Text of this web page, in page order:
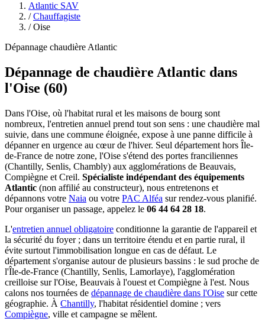
Atlantic SAV
/ Chauffagiste
/ Oise
Dépannage chaudière Atlantic
Dépannage de chaudière Atlantic dans
l'Oise (60)
Dans l'Oise, où l'habitat rural et les maisons de bourg sont
nombreux, l'entretien annuel prend tout son sens : une chaudière mal
suivie, dans une commune éloignée, expose à une panne difficile à
dépanner en urgence au cœur de l'hiver. Seul département hors Île-
de-France de notre zone, l'Oise s'étend des portes franciliennes
(Chantilly, Senlis, Chambly) aux agglomérations de Beauvais,
Compiègne et Creil. Spécialiste indépendant des équipements
Atlantic (non affilié au constructeur), nous entretenons et
dépannons votre Naia ou votre PAC Alféa sur rendez-vous planifié.
Pour organiser un passage, appelez le 06 44 64 28 18.
L'entretien annuel obligatoire conditionne la garantie de l'appareil et
la sécurité du foyer ; dans un territoire étendu et en partie rural, il
évite surtout l'immobilisation longue en cas de défaut. Le
département s'organise autour de plusieurs bassins : le sud proche de
l'Île-de-France (Chantilly, Senlis, Lamorlaye), l'agglomération
creilloise sur l'Oise, Beauvais à l'ouest et Compiègne à l'est. Nous
calons nos tournées de dépannage de chaudière dans l'Oise sur cette
géographie. À Chantilly, l'habitat résidentiel domine ; vers
Compiègne, ville et campagne se mêlent.